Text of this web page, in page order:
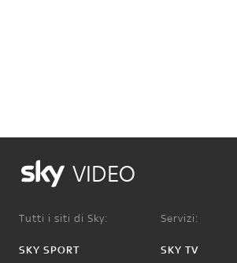
VIDEO
Tutti i siti di Sky:
SKY SPORT
Servizi:
SKY TV